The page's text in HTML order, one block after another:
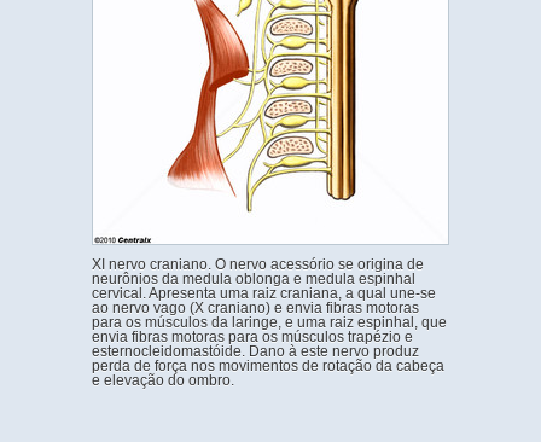
XI nervo craniano. O nervo acessório se origina de
neurônios da medula oblonga e medula espinhal
cervical. Apresenta uma raiz craniana, a qual une-se
ao nervo vago (X craniano) e envia fibras motoras
para os músculos da laringe, e uma raiz espinhal, que
envia fibras motoras para os músculos trapézio e
esternocleidomastóide. Dano à este nervo produz
perda de força nos movimentos de rotação da cabeça
e elevação do ombro.